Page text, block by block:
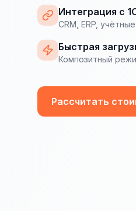
Интеграция с
CRM, ERP,
Быстрая
Композитный
Рассчитать